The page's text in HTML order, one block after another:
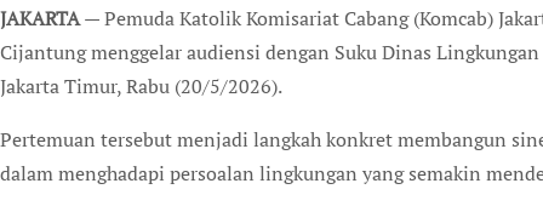
JAKARTA— Pemuda Katolik Komisariat Cabang (Komcab)
Cijantung menggelar audiensi dengan Suku Dinas
Jakarta Timur, Rabu (20/5/2026).
Pertemuan tersebut menjadi langkah konkret membangun
dalam menghadapi persoalan lingkungan yang semakin